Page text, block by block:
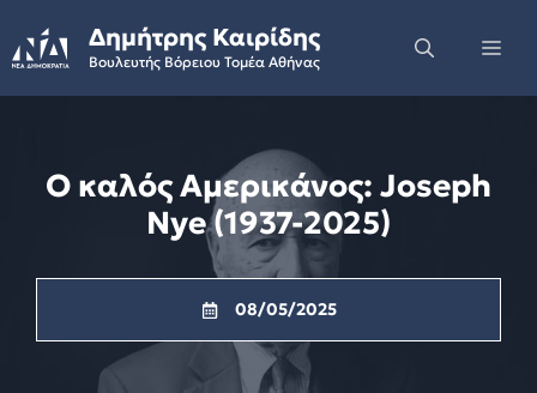
to
content
Δημήτρης Καιρίδης
Βουλευτής Βόρειου Τομέα Αθήνας
Ο καλός Αμερικάνος: Joseph
Nye (1937-2025)
08/05/2025